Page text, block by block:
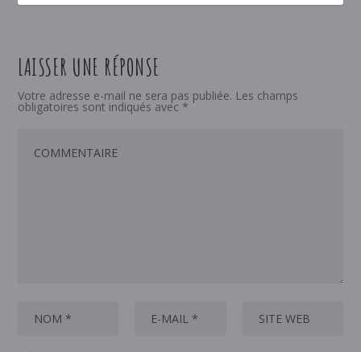
LAISSER UNE RÉPONSE
Votre adresse e-mail ne sera pas publiée. Les champs
obligatoires sont indiqués avec *